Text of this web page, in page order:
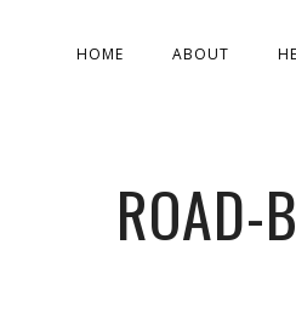
HOME ABOUT